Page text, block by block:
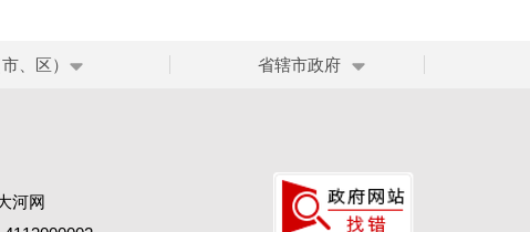
市、区） 省辖市政府
河网